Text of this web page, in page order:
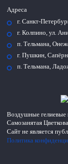
Воздушные гелиевые
Самозанятая
Сайт не является
Политика
Адреса
г. Санкт-
г. Колпино, ул.
п. Тельмана,
г. Пушкин,
п. Тельмана,